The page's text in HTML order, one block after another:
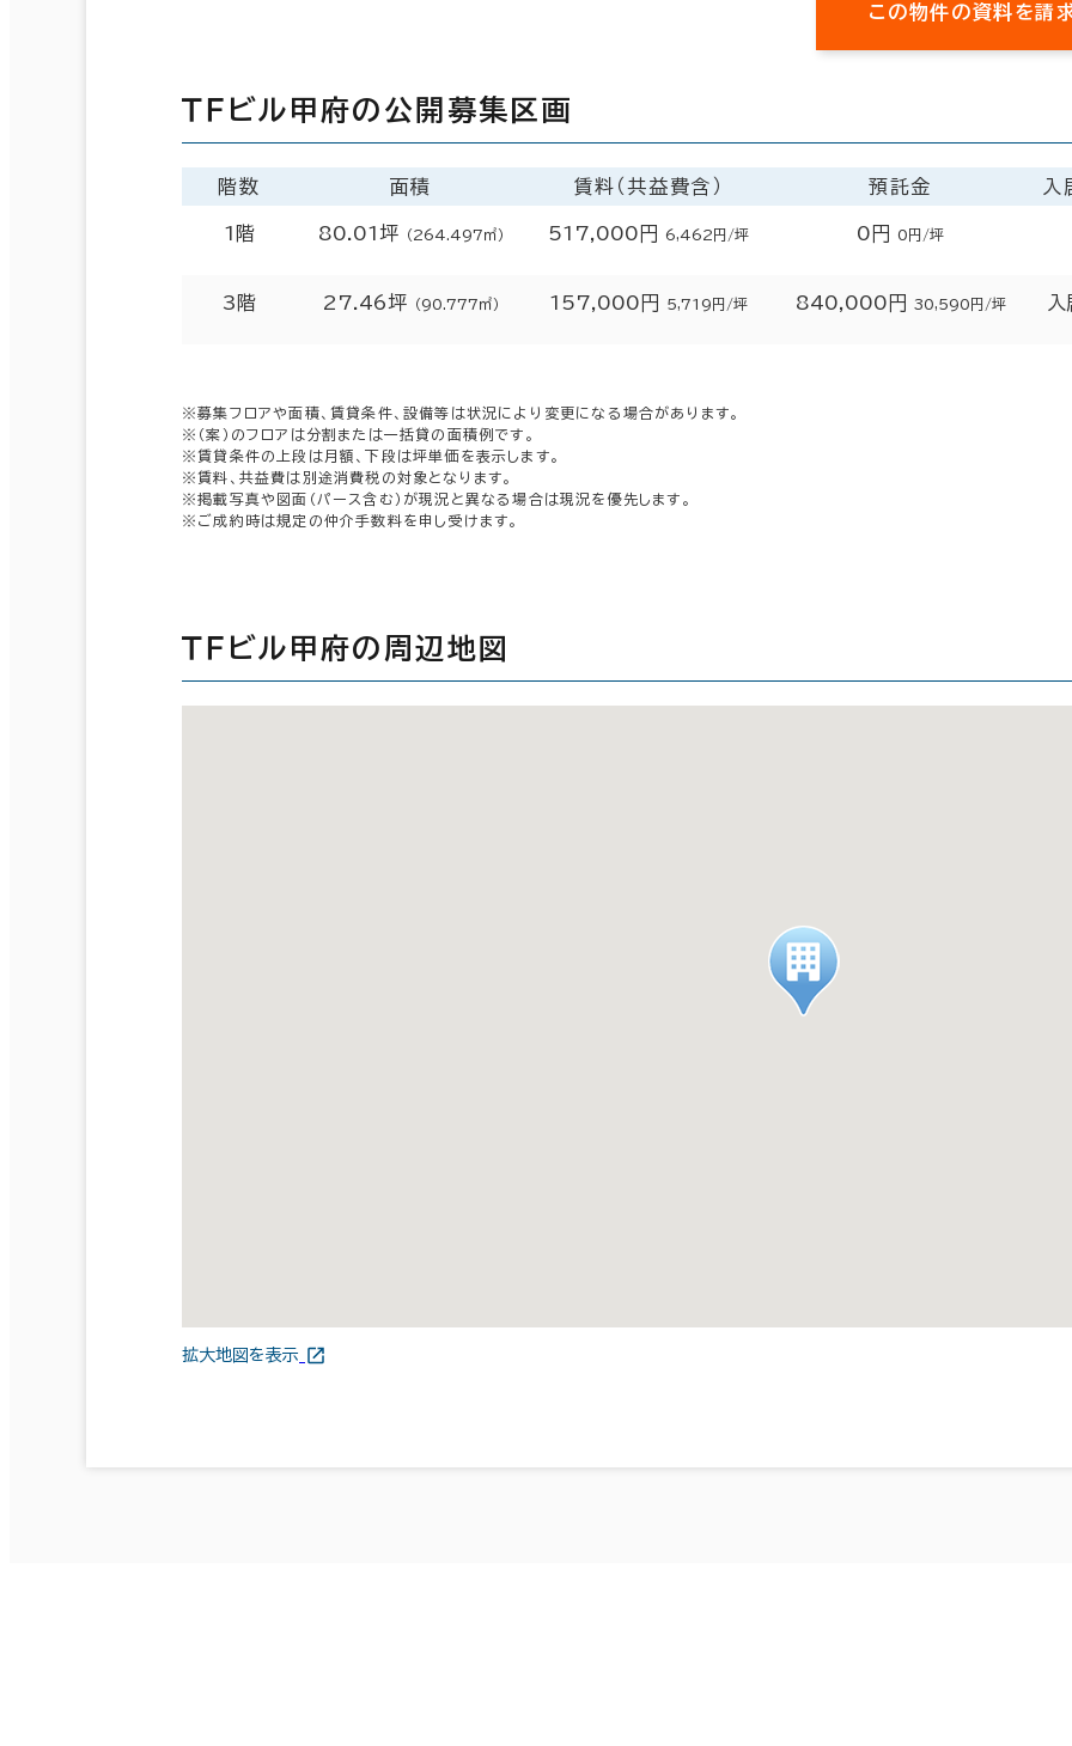
この物件の資料を請
ＴＦビル甲府の公開募集区画
階数 面積 賃料（共益費含） 預託金 入
1階 80.01坪 （264.497㎡） 517,000円 6,462円/坪 0円 0円/坪
3階 27.46坪 （90.777㎡） 157,000円 5,719円/坪 840,000円 30,590円/坪
※募集フロアや面積、賃貸条件、設備等は状況により変更になる場合があります。
※（案）のフロアは分割または一括貸の面積例です。
※賃貸条件の上段は月額、下段は坪単価を表示します。
※賃料、共益費は別途消費税の対象となります。
※掲載写真や図面（パース含む）が現況と異なる場合は現況を優先します。
※ご成約時は規定の仲介手数料を申し受けます。
ＴＦビル甲府の周辺地図
拡大地図を表示